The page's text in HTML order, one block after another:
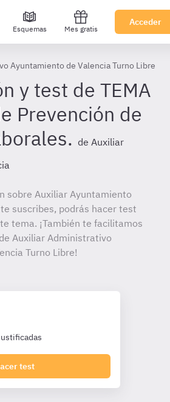
Esquemas Mes gratis
Acceder
Ayuntamiento de Valencia Turno Libre
y test de TEMA
Prevención de
de Auxiliar
sobre Auxiliar Ayuntamiento
suscribes, podrás hacer test
tema. ¡También te facilitamos
Auxiliar Administrativo
Turno Libre!
test